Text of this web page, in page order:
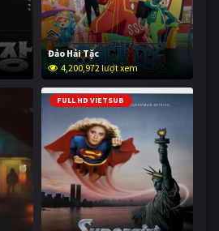
Đảo Hải Tặc
4,200,972 lượt xem
FULL HD VIETSUB